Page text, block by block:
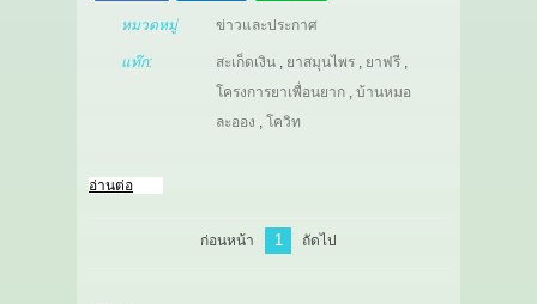
หมวดหมู่ ข่าวและประกาศ
แท๊ก: สะเก็ดเงิน, ยาสมุนไพร, ยาฟรี,
โครงการยาเพื่อนยาก, บ้านหมอ
ละออง , โควิท
อ่านต่อ
ก่อนหน้า 1 ถัดไป